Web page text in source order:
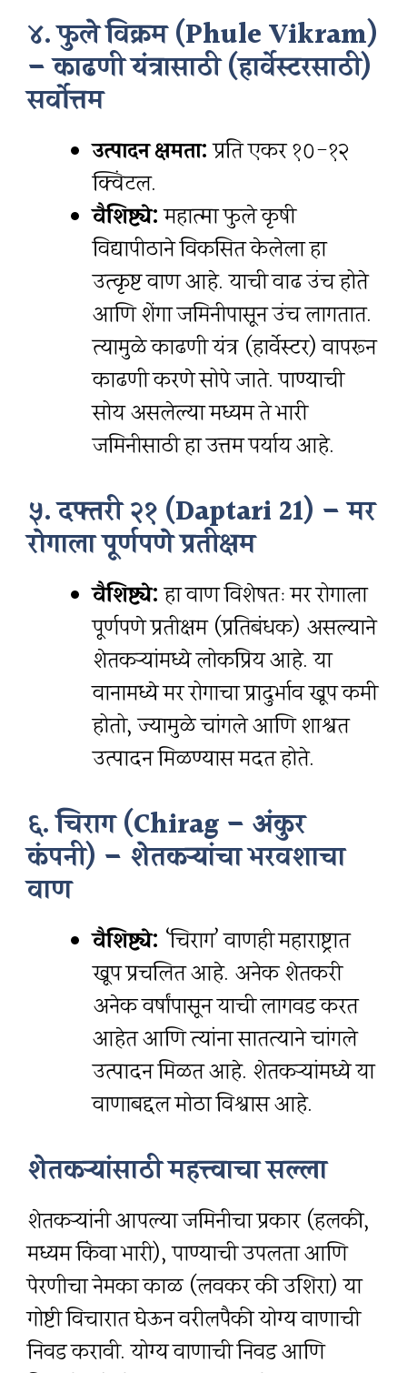
४. फुले विक्रम (Phule Vikram)
– काढणी यंत्रासाठी (हार्वेस्टरसाठी)
सर्वोत्तम
उत्पादन क्षमता:प्रति एकर १०-१२
क्विंटल.
वैशिष्ट्ये:महात्मा फुले कृषी
विद्यापीठाने विकसित केलेला हा
उत्कृष्ट वाण आहे. याची वाढ उंच होते
आणि शेंगा जमिनीपासून उंच लागतात.
त्यामुळे काढणी यंत्र (हार्वेस्टर) वापरून
काढणी करणे सोपे जाते. पाण्याची
सोय असलेल्या मध्यम ते भारी
जमिनीसाठी हा उत्तम पर्याय आहे.
५. दफ्तरी २१ (Daptari 21) – मर
रोगाला पूर्णपणे प्रतीक्षम
वैशिष्ट्ये:हा वाण विशेषतः मर रोगाला
पूर्णपणे प्रतीक्षम (प्रतिबंधक) असल्याने
शेतकऱ्यांमध्ये लोकप्रिय आहे. या
वानामध्ये मर रोगाचा प्रादुर्भाव खूप कमी
होतो, ज्यामुळे चांगले आणि शाश्वत
उत्पादन मिळण्यास मदत होते.
६. चिराग (Chirag – अंकुर
कंपनी) – शेतकऱ्यांचा भरवशाचा
वाण
वैशिष्ट्ये: ‘चिराग’ वाणही महाराष्ट्रात
खूप प्रचलित आहे. अनेक शेतकरी
अनेक वर्षांपासून याची लागवड करत
आहेत आणि त्यांना सातत्याने चांगले
उत्पादन मिळत आहे. शेतकऱ्यांमध्ये या
वाणाबद्दल मोठा विश्वास आहे.
शेतकऱ्यांसाठी महत्त्वाचा सल्ला
शेतकऱ्यांनी आपल्या जमिनीचा प्रकार (हलकी,
मध्यम किंवा भारी), पाण्याची उपलब्धता आणि
पेरणीचा नेमका काळ (लवकर की उशिरा) या
गोष्टी विचारात घेऊन वरीलपैकी योग्य वाणाची
निवड करावी. योग्य वाणाची निवड आणि